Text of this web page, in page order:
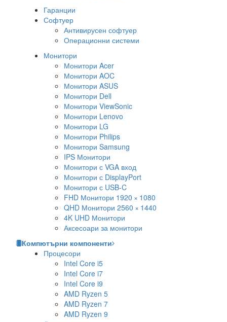
Гаранции
Софтуер
Антивирусен софтуер
Операционни системи
Монитори
Монитори Acer
Монитори AOC
Монитори ASUS
Монитори Dell
Монитори ViewSonic
Монитори Lenovo
Монитори LG
Монитори Philips
Монитори Samsung
IPS Монитори
Монитори с VGA вход
Монитори с DisplayPort
Монитори с USB-C
FHD Монитори 1920 × 1080
QHD Монитори 2560 × 1440
4K UHD Монитори
Аксесоари за монитори
Компютърни компоненти
Процесори
Intel Core i5
Intel Core i7
Intel Core i9
AMD Ryzen 5
AMD Ryzen 7
AMD Ryzen 9